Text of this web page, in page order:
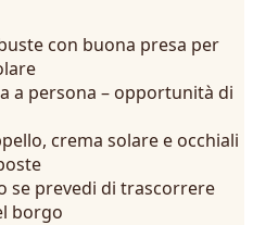
con buona presa per
a persona – opportunità di
crema solare e occhiali
se prevedi di trascorrere
borgo